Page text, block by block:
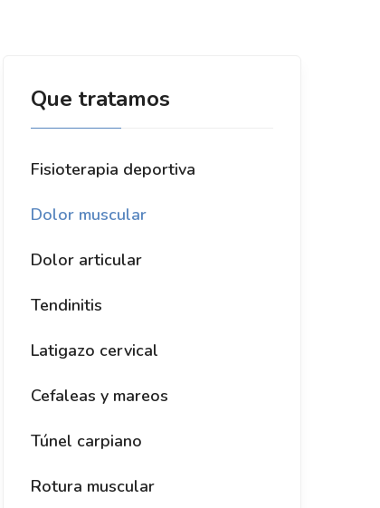
Que tratamos
Fisioterapia deportiva
Dolor muscular
Dolor articular
Tendinitis
Latigazo cervical
Cefaleas y mareos
Túnel carpiano
Rotura muscular